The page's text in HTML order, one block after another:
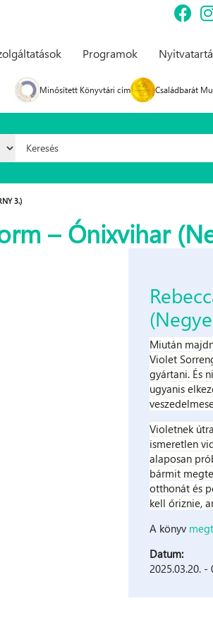
Programok
Minősített Könyvtári cím Családbarát
Keresés űrlap
3.)
– Ónixvihar
Miután
Violet
gyártani. És
ugyanis
Violetnek
ismeretlen
alaposan
bármit
otthonát és
kell őriznie,
A könyv
Datum:
2025.03.20.